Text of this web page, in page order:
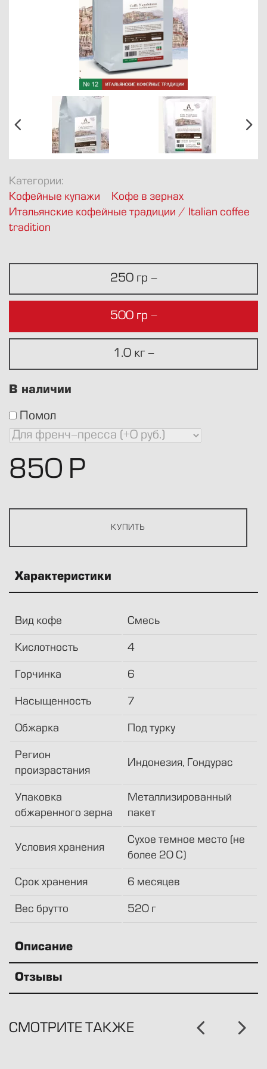
8 812 424-1947
info@avkofe.ru
Пн.-Пт., 10-19
Категории:
Кофейные купажи
Кофе в зернах
Итальянские кофейные традиции / Italian coffee
tradition
250 гр -
500 гр -
1.0 кг -
В наличии
Помол
850 Р
Характеристики
Вид кофе Смесь
Кислотность 4
Горчинка 6
Насыщенность 7
Обжарка Под турку
Регион
произрастания
Индонезия, Гондурас
Упаковка
обжаренного зерна
Металлизированный
пакет
Условия хранения
Сухое темное место (не
более 20 С)
Срок хранения 6 месяцев
Вес брутто 520 г
Описание
Отзывы
СМОТРИТЕ ТАКЖЕ